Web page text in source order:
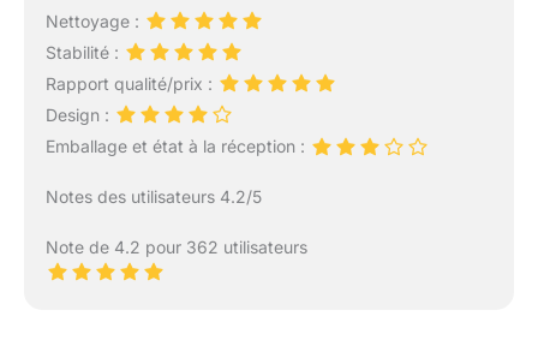
Nettoyage :
Stabilité :
Rapport qualité/prix :
Design :
Emballage et état à la réception :
Notes des utilisateurs 4.2/5
Note de 4.2 pour 362 utilisateurs